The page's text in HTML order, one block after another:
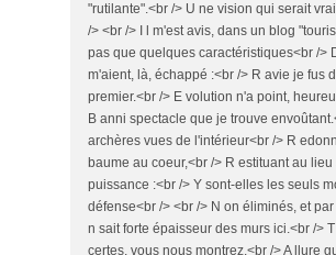
"rutilante".<br /> U ne vision qui serait
/> <br /> I l m'est avis, dans un blog
pas que quelques caractéristiques<br />
m'aient, là, échappé :<br /> R avie je fus
premier.<br /> E volution n'a point,
B anni spectacle que je trouve
archères vues de l'intérieur<br /> R
baume au coeur,<br /> R estituant au lieu
puissance :<br /> Y sont-elles les seuls
défense<br /> <br /> N on éliminés, et
n sait forte épaisseur des murs ici.<br />
certes, vous nous montrez.<br /> A llure